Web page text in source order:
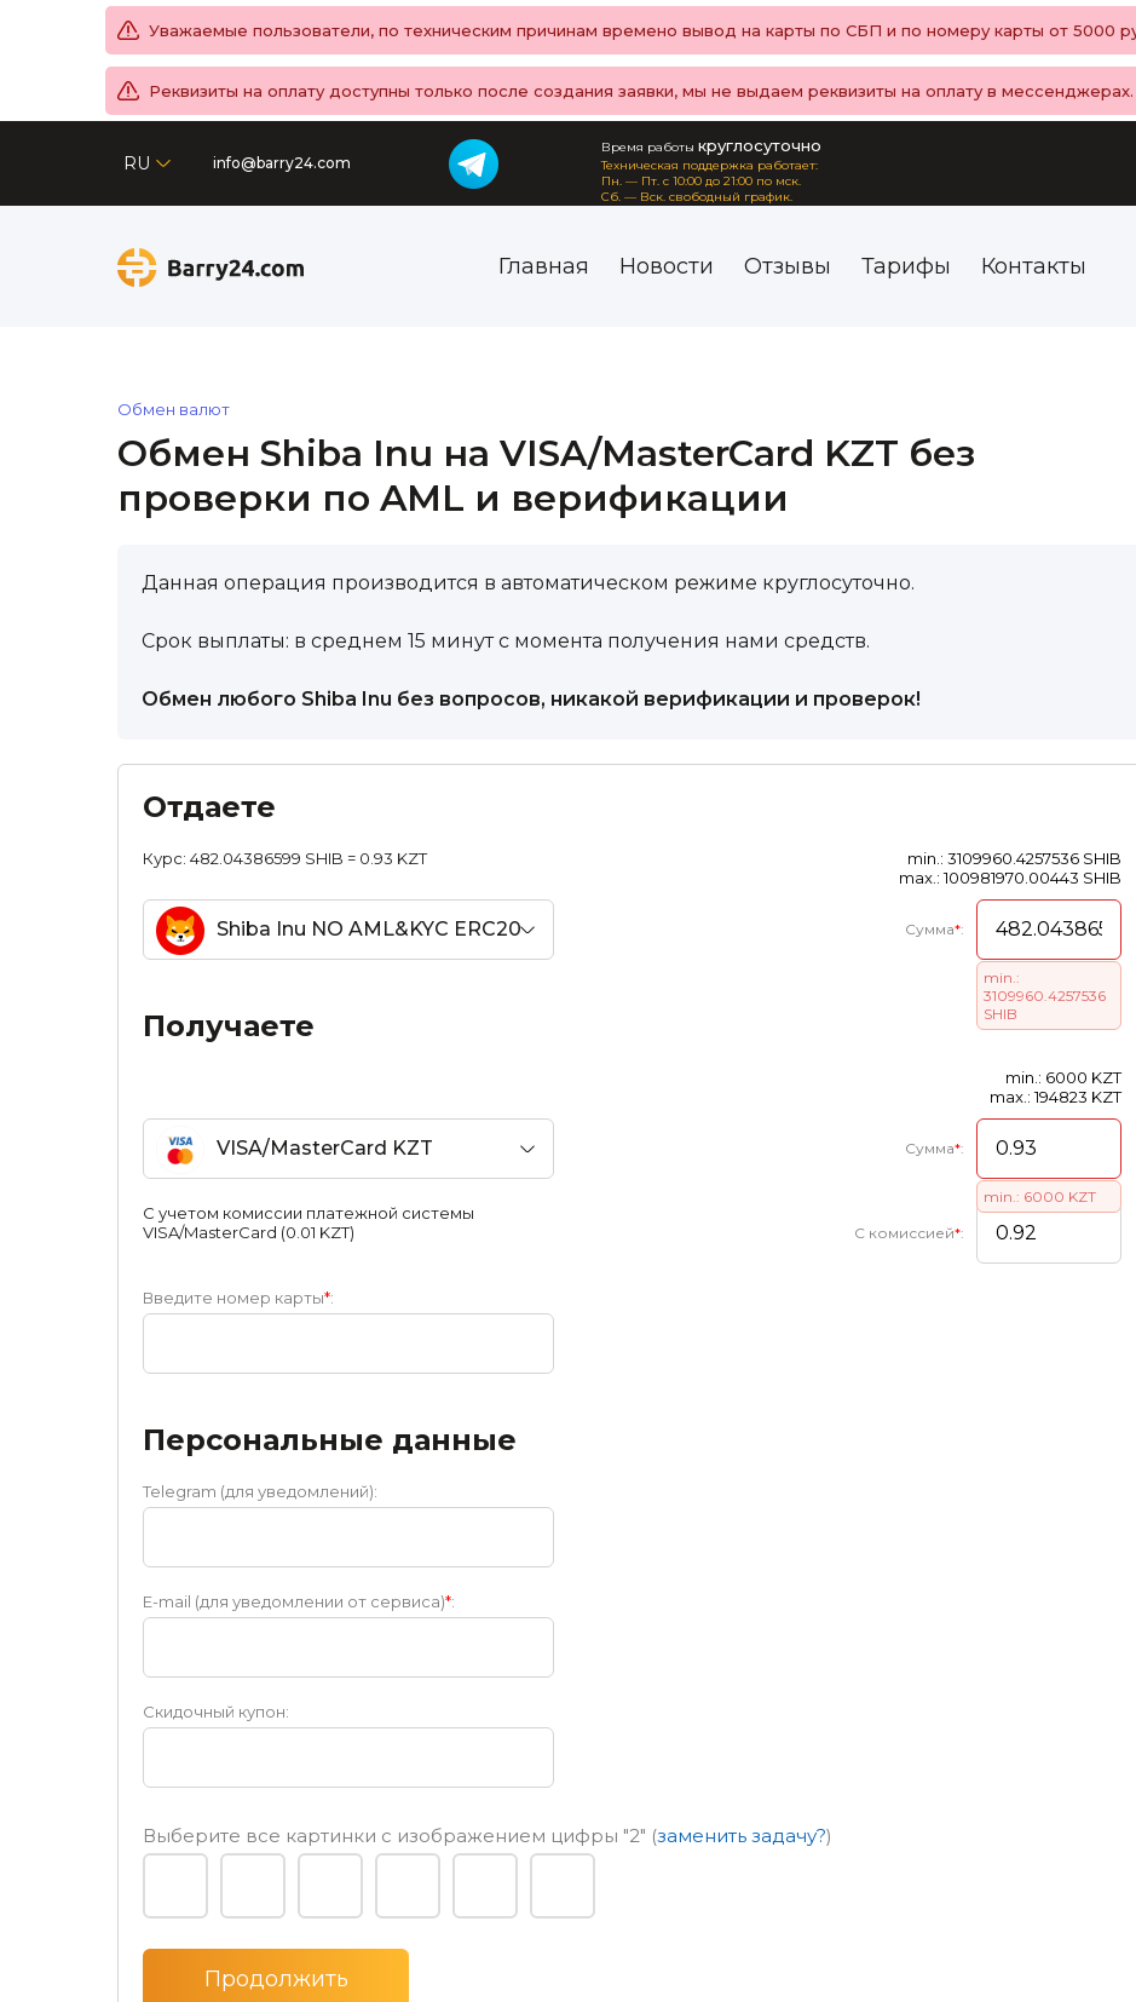
Уважаемые пользователи, по техническим причинам времено вывод на карты по СБП и по номеру карты от 5000
Реквизиты на оплату доступны только после создания заявки, мы не выдаем реквизиты на оплату в мессенджерах.
RU info@barry24.com
Время работы круглосуточно
Техническая поддержка работает:
Пн. — Пт. с 10:00 до 21:00 по мск.
Сб. — Вск. свободный график.
Главная Новости Отзывы Тарифы Контакты
Обмен валют
Обмен Shiba Inu на VISA/MasterCard KZT без
проверки по AML и верификации
Данная операция производится в автоматическом режиме круглосуточно.
Срок выплаты: в среднем 15 минут с момента получения нами средств.
Обмен любого Shiba Inu без вопросов, никакой верификации и проверок!
Отдаете
Курс: 482.04386599 SHIB = 0.93 KZT
min.: 3109960.4257536 SHIB
max.: 100981970.00443 SHIB
Shiba Inu NO AML&KYC ERC20 Сумма*:
min.:
3109960.4257536
SHIB
Получаете
min.: 6000 KZT
max.: 194823 KZT
VISA/MasterCard KZT Сумма*:
min.: 6000 KZT
С учетом комиссии платежной системы
VISA/MasterCard (0.01 KZT)
С комиссией*:
Введите номер карты*:
Персональные данные
Telegram (для уведомлений):
E-mail (для уведомлении от сервиса)*:
Скидочный купон:
Выберите все картинки с изображением цифры "2" (заменить задачу?)